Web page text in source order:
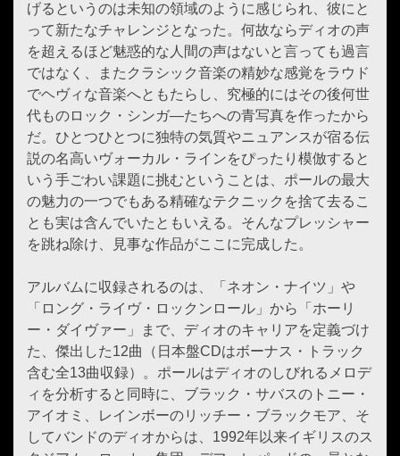
げるというのは未知の領域のように感じられ、彼にと
って新たなチャレンジとなった。何故ならディオの声
を超えるほど魅惑的な人間の声はないと言っても過言
ではなく、またクラシック音楽の精妙な感覚をラウド
でヘヴィな音楽へともたらし、究極的にはその後何世
代ものロック・シンガ―たちへの青写真を作ったから
だ。ひとつひとつに独特の気質やニュアンスが宿る伝
説の名高いヴォーカル・ラインをぴったり模倣すると
いう手ごわい課題に挑むということは、ポールの最大
の魅力の一つでもある精確なテクニックを捨て去るこ
とも実は含んでいたともいえる。そんなプレッシャー
を跳ね除け、見事な作品がここに完成した。
アルバムに収録されるのは、「ネオン・ナイツ」や
「ロング・ライヴ・ロックンロール」から「ホーリ
ー・ダイヴァー」まで、ディオのキャリアを定義づけ
た、傑出した12曲（日本盤CDはボーナス・トラック
含む全13曲収録）。ポールはディオのしびれるメロデ
ィを分析すると同時に、ブラック・サバスのトニー・
アイオミ、レインボーのリッチー・ブラックモア、そ
してバンドのディオからは、1992年以来イギリスのス